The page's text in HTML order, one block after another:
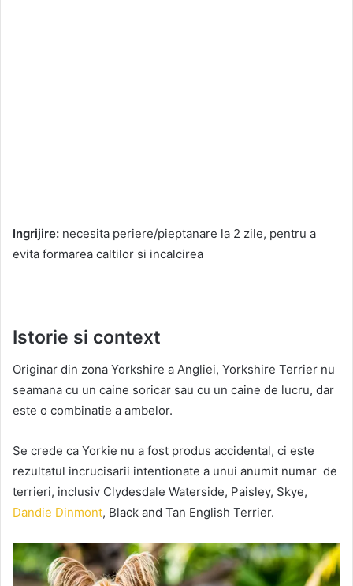
Ingrijire: necesita periere/pieptanare la 2 zile, pentru a
evita formarea caltilor si incalcirea
Istorie si context
Originar din zona Yorkshire a Angliei, Yorkshire Terrier nu
seamana cu un caine soricar sau cu un caine de lucru, dar
este o combinatie a ambelor.
Se crede ca Yorkie nu a fost produs accidental, ci este
rezultatul incrucisarii intentionate a unui anumit numar de
terrieri, inclusiv Clydesdale Waterside, Paisley, Skye,
Dandie Dinmont, Black and Tan English Terrier.